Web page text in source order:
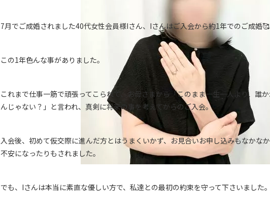
7月でご成婚されました40代女性会員様Iさん、Iさんはご入会から約1年でのご成婚🥰
この1年色んな事がありました。
これまで仕事一筋で頑張ってこられて、お母さまから「このまま一生一人より、誰
んじゃない？」と言われ、真剣に将来の事を考えてからのご入会。
入会後、初めて仮交際に進んだ方とはうまくいかず、お見合いお申し込みもなかな
不安になったりもされました。
でも、Iさんは本当に素直な優しい方で、私達との最初の約束を守って下さいました。